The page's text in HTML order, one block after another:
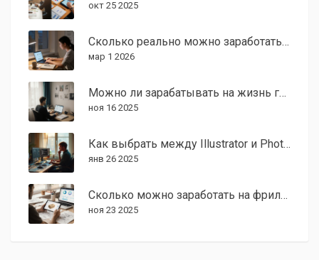
окт 25 2025
Сколько реально можно заработать на дизайне логотипов в 2026 году
мар 1 2026
Можно ли зарабатывать на жизнь графическим дизайном в 2025 году?
ноя 16 2025
Как выбрать между Illustrator и Photoshop для графического дизайна
янв 26 2025
Сколько можно заработать на фрилансе графическому дизайнеру в 2025 году?
ноя 23 2025